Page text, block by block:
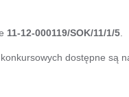
11-12-000119/SOK/11/1/5
dostępne są